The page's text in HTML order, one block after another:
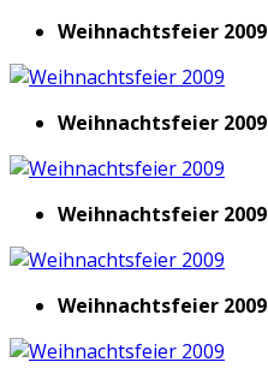
Weihnachtsfeier 2009
Weihnachtsfeier 2009
Weihnachtsfeier 2009
Weihnachtsfeier 2009